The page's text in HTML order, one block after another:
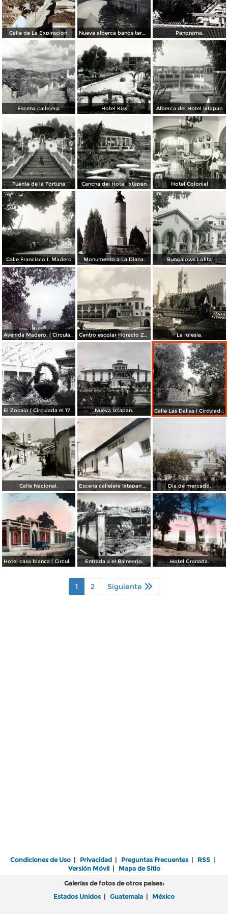
Calle de La Expiracion. Nueva alberca banos termales. Panorama.
Escena callejera. Hotel Kiss Alberca del Hotel Ixtapan
Fuente de la Fortuna Cancha del Hotel Ixtapan Hotel Colonial
Calle Francisco I. Madero Monumento a La Diana. Bungalows Lolita
Avenida Madero. ( Circulada el 11 de Julio de 1950 ). Centro escolar Horacio Zuniga. La Iglesia.
El Zocalo ( Circulada el 17 de Noviembre de 1949 ). Nueva Ixtapan. Calle Las Dalias ( Circulada el 16 de Noviembre de 1956 ).
Calle Nacional. Escena callejera Ixtapan de la Sal, México . Dia de mercado.
Hotel casa blanca ( Circulada el 2 de Septiembre de 1944 ). Entrada a el Balneario. Hotel Granada.
1 2 Siguiente
Condiciones de Uso | Privacidad | Preguntas Frecuentes | RSS |
Versión Móvil| Mapa de Sitio
Galerías de fotos de otros países:
Estados Unidos | Guatemala | México